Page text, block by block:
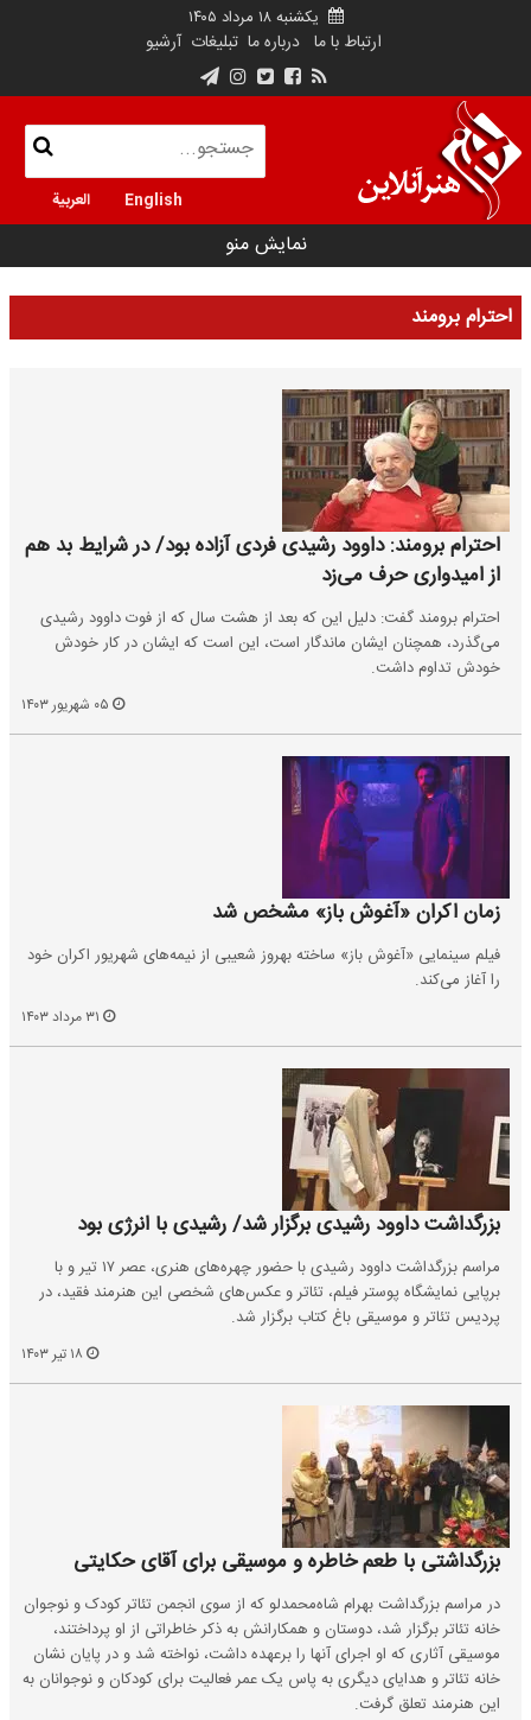
یکشنبه ۱۸ مرداد ۱۴۰۵
ارتباط با ما درباره ما تبلیغات آرشیو
English العربية
نمایش منو
احترام برومند
احترام برومند: داوود رشیدی فردی آزاده بود/ در شرایط بد هم
از امیدواری حرف می‌زد
احترام برومند گفت: دلیل این که بعد از هشت سال که از فوت داوود رشیدی
می‌گذرد، همچنان ایشان ماندگار است، این است که ایشان در کار خودش
خودش تداوم داشت.
زمان اکران «آغوش باز» مشخص شد
فیلم سینمایی «آغوش باز» ساخته بهروز شعیبی از نیمه‌های شهریور اکران خود
را آغاز می‌کند.
بزرگداشت داوود رشیدی برگزار شد/ رشیدی با انرژی بود
مراسم بزرگداشت داوود رشیدی با حضور چهره‌های هنری، عصر ۱۷ تیر و با
برپایی نمایشگاه پوستر فیلم، تئاتر و عکس‌های شخصی این هنرمند فقید، در
پردیس تئاتر و موسیقی باغ کتاب برگزار شد.
بزرگداشتی با طعم خاطره و موسیقی برای آقای حکایتی
در مراسم بزرگداشت بهرام شاه‌محمدلو که از سوی انجمن تئاتر کودک و نوجوان
خانه تئاتر برگزار شد،‌ دوستان و همکارانش به ذکر خاطراتی از او پرداختند،
موسیقی آثاری که او اجرای آنها را برعهده داشت، نواخته شد و در پایان نشان
خانه تئاتر و هدایای دیگری به پاس یک عمر فعالیت برای کودکان و نوجوانان به
این هنرمند تعلق گرفت.